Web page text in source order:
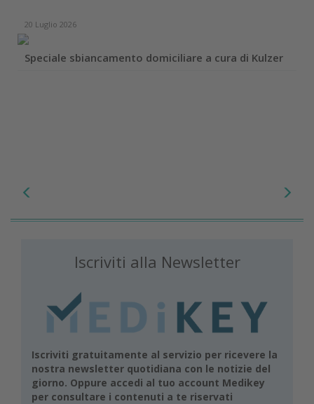
20 Luglio 2026
Speciale sbiancamento domiciliare a cura di Kulzer
Iscriviti alla Newsletter
Iscriviti gratuitamente al servizio per ricevere la
nostra newsletter quotidiana con le notizie del
giorno. Oppure accedi al tuo account Medikey
per consultare i contenuti a te riservati